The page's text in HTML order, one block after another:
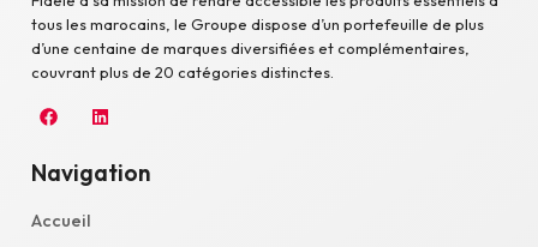
tous les marocains, le Groupe dispose d’un portefeuille de plus
d’une centaine de marques diversifiées et complémentaires,
couvrant plus de 20 catégories distinctes.
Navigation
Accueil